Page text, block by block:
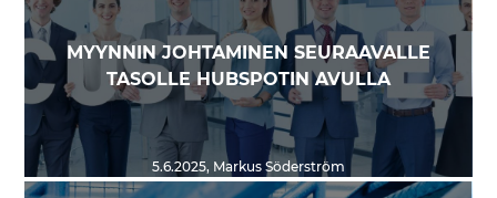
MYYNNIN JOHTAMINEN SEURAAVALLE
TASOLLE HUBSPOTIN AVULLA
5.6.2025, Markus Söderström